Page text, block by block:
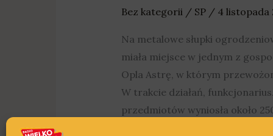
Bez kategorii / SP / 4 listopada
Na metalowe słupki
miała miejsce w jednym z
Opla Astrę, w którym
W trakcie działań,
przedmiotów wyniosła około